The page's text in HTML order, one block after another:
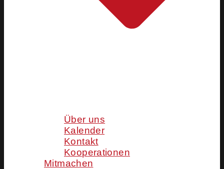
Über uns
Kalender
Kontakt
Kooperationen
Mitmachen